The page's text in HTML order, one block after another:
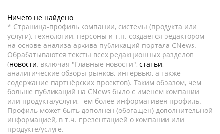
Ничего не найдено
* Страница-профиль компании, системы (продукта или
услуги), технологии, персоны и т.п. создается редактором
на основе анализа архива публикаций портала CNews.
Обрабатываются тексты всех редакционных разделов
(новости, включая "Главные новости", статьи,
аналитические обзоры рынков, интервью, а также
содержание партнёрских проектов). Таким образом, чем
больше публикаций на CNews было с именем компании
или продукта/услуги, тем более информативен профиль.
Профиль может быть дополнен (обогащен) дополнительной
информацией, в т.ч. презентацией о компании или
продукте/услуге.